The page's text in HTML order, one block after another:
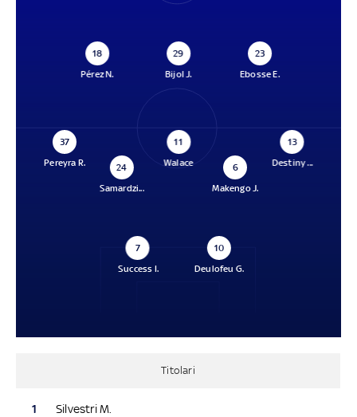
18
Pérez N.
29
Bijol J.
23
Ebosse E.
37
Pereyra R.
24
Samardzi...
11
Walace
6
Makengo J.
13
Destiny ...
7
Success I.
10
Deulofeu G.
Titolari
1 Silvestri M.